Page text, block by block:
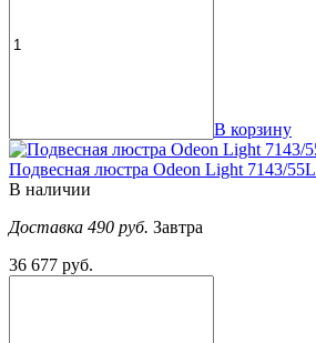
В корзину
Подвесная люстра Odeon Light 7143/55L
В наличии
Доставка 490 руб. Завтра
36 677 руб.